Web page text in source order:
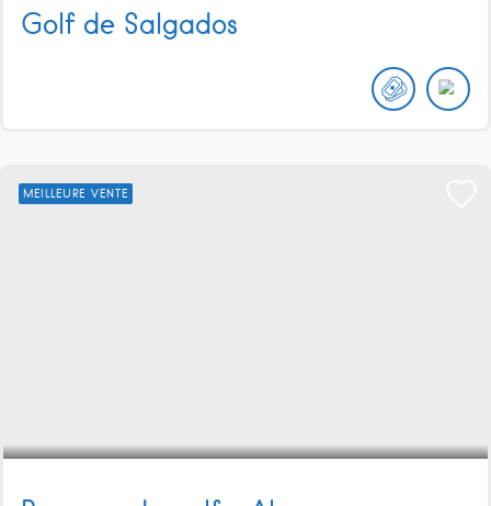
Golf de Salgados
MEILLEURE VENTE